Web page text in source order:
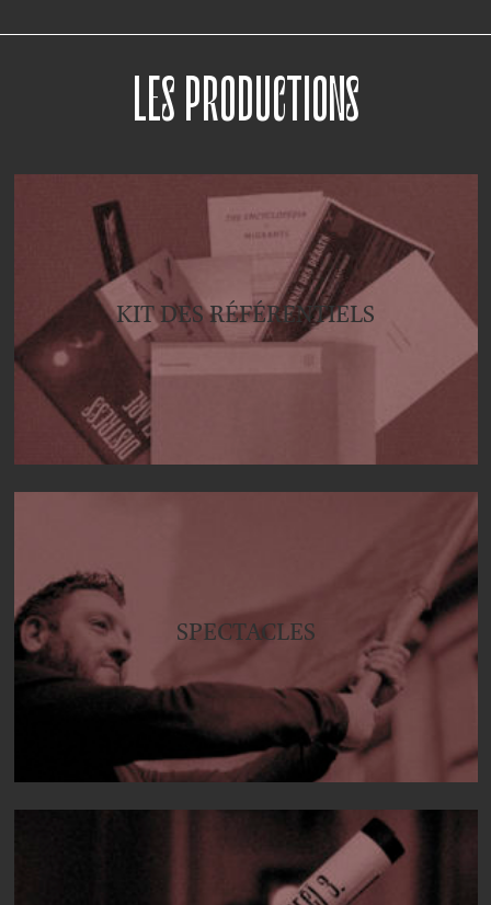
LES PRODUCTIONS
KIT DES RÉFÉRENTIELS
SPECTACLES